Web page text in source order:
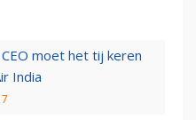
moet het tij keren
India